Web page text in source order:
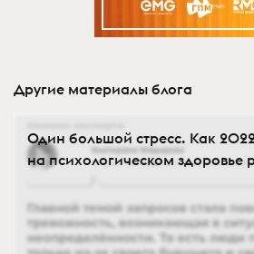
Другие материалы блога
Один большой стресс. Как
на психологическом здоровье